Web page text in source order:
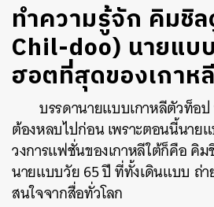
ทำความรู้จัก คิมชิ
Chil-doo) นายแบ
ฮอตที่สุดของเกาห
บรรดานายแบบเกาหลีตัวท็อป
ต้องหลบไปก่อนเพราะตอนนี้นาย
วงการแฟชั่นของเกาหลีใต้ก็คือคิม
นายแบบวัย65ปีที่ทั้งเดินแบบ ถ่
สนใจจากสื่อทั่วโลก